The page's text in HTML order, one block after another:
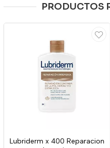
PRODUCTOS
Lubriderm x 400 Reparacion